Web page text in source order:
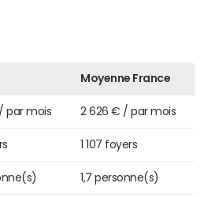
Moyenne France
par mois 2 626 € / par mois
1 107 foyers
1,7 personne(s)